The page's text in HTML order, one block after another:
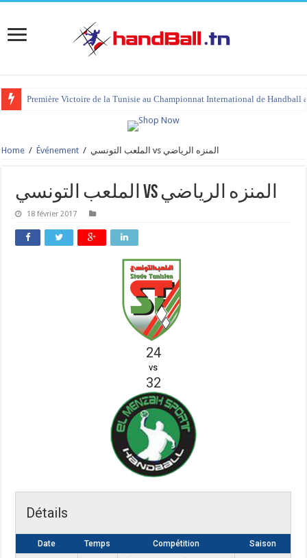
Première Victoire de la Tunisie au Championnat International de Handball
Home / Événement / الملعب التونسي vs المنزه الرياضي
الملعب التونسي vs المنزه الرياضي
18 février 2017
24
vs
32
Détails
Date Temps Compétition Saison